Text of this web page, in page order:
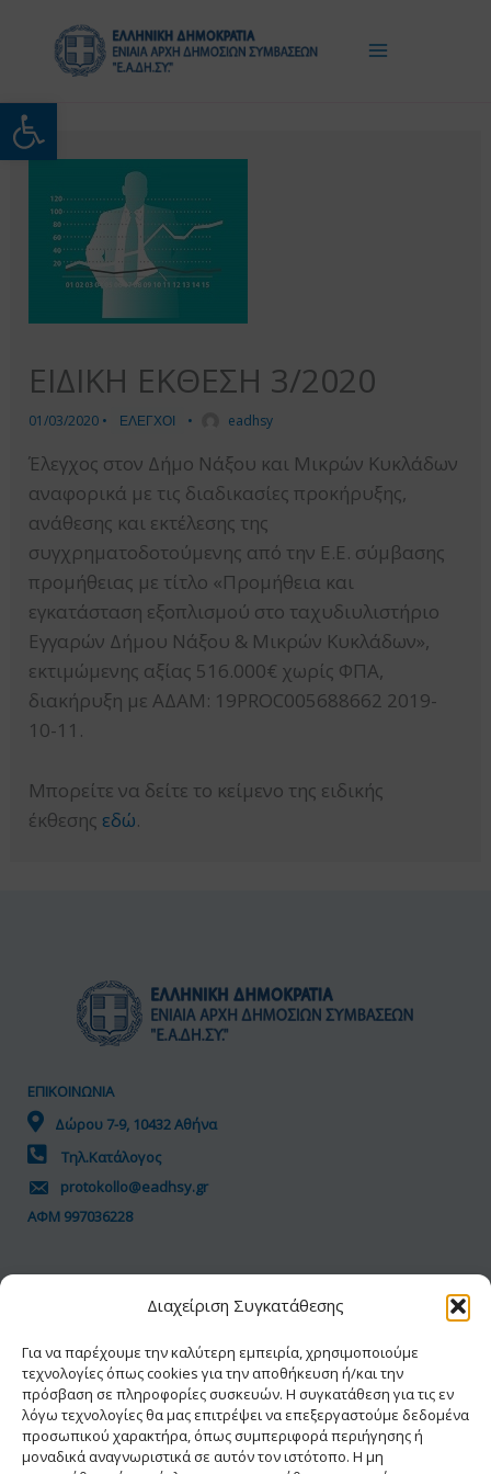
Ανοίξτε τη γραμμή
Διαχείριση Συγκατάθεσης
Για να παρέχουμε την καλύτερη εμπειρία, χρησιμοποιούμε
τεχνολογίες όπως cookies για την αποθήκευση ή/και την
πρόσβαση σε πληροφορίες συσκευών. Η συγκατάθεση για τις εν
λόγω τεχνολογίες θα μας επιτρέψει να επεξεργαστούμε δεδομένα
προσωπικού χαρακτήρα, όπως συμπεριφορά περιήγησης ή
μοναδικά αναγνωριστικά σε αυτόν τον ιστότοπο. Η μη
περιεχόμενο
ΕΙΔΙΚΗ ΕΚΘΕΣΗ 3/2020
01/03/2020 • ΕΛΕΓΧΟΙ • eadhsy
Έλεγχος στον Δήμο Νάξου και Μικρών Κυκλάδων
αναφορικά με τις διαδικασίες προκήρυξης,
ανάθεσης και εκτέλεσης της
συγχρηματοδοτούμενης από την Ε.Ε. σύμβασης
προμήθειας με τίτλο «Προμήθεια και
εγκατάσταση εξοπλισμού στο ταχυδιυλιστήριο
Εγγαρών Δήμου Νάξου & Μικρών Κυκλάδων»,
εκτιμώμενης αξίας 516.000€ χωρίς ΦΠΑ,
διακήρυξη με ΑΔΑΜ: 19PROC005688662 2019-
10-11.
Μπορείτε να δείτε το κείμενο της ειδικής
έκθεσης εδώ.
ΕΠΙΚΟΙΝΩΝΙΑ
Δώρου 7-9, 10432 Αθήνα
Τηλ.Κατάλογος
protokollo@eadhsy.gr
ΑΦΜ 997036228
Προσωπικά Δεδομένα
Πολιτική Cookies
Δήλωση Προσβασιμότητας